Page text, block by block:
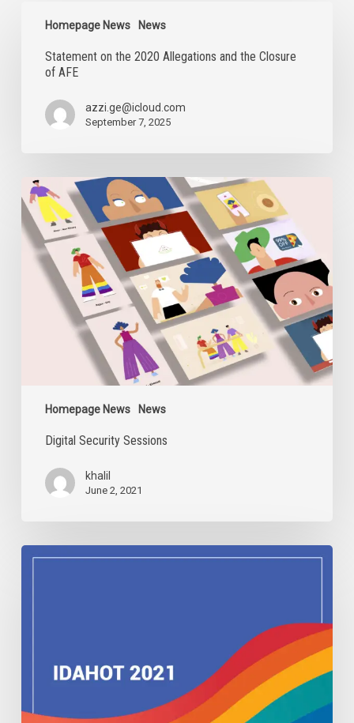
Homepage News News
2020
Allegations
Closure
Statement on the 2020 Allegations and the Closure
of AFE
azzi.ge@icloud.com
September 7, 2025
Homepage News News
Digital
Security
Sessions
Digital Security Sessions
khalil
June 2, 2021
IDAHOBIT